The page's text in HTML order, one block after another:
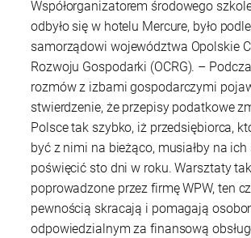
Współorganizatorem środowego
odbyło się w hotelu Mercure, było
samorządowi województwa Opolskie
Rozwoju Gospodarki (OCRG). –
rozmów z izbami gospodarczymi
stwierdzenie, że przepisy podatkowe
Polsce tak szybko, iż przedsiębiorca,
być z nimi na bieżąco, musiałby na ich
poświęcić sto dni w roku. Warsztaty
poprowadzone przez firmę WPW, ten
pewnością skracają i pomagają
odpowiedzialnym za finansową